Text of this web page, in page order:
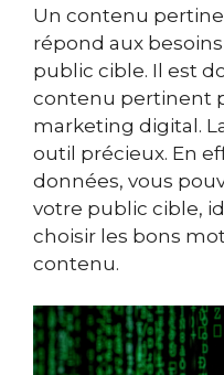
Un contenu
répond aux
public cible. Il est
contenu pertinent
marketing digital.
outil précieux. En
données, vous
votre public cible,
choisir les bons
contenu.